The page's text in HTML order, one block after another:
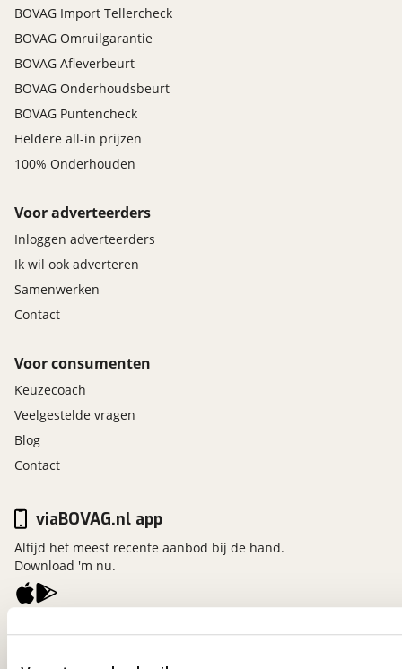
BOVAG Import Tellercheck
BOVAG Omruilgarantie
BOVAG Afleverbeurt
BOVAG Onderhoudsbeurt
BOVAG Puntencheck
Heldere all-in prijzen
100% Onderhouden
Voor adverteerders
Inloggen adverteerders
Ik wil ook adverteren
Samenwerken
Contact
Voor consumenten
Keuzecoach
Veelgestelde vragen
Blog
Contact
viaBOVAG.nl
viaBOVAG.nl app
Altijd het meest recente aanbod bij de hand.
Download 'm nu.